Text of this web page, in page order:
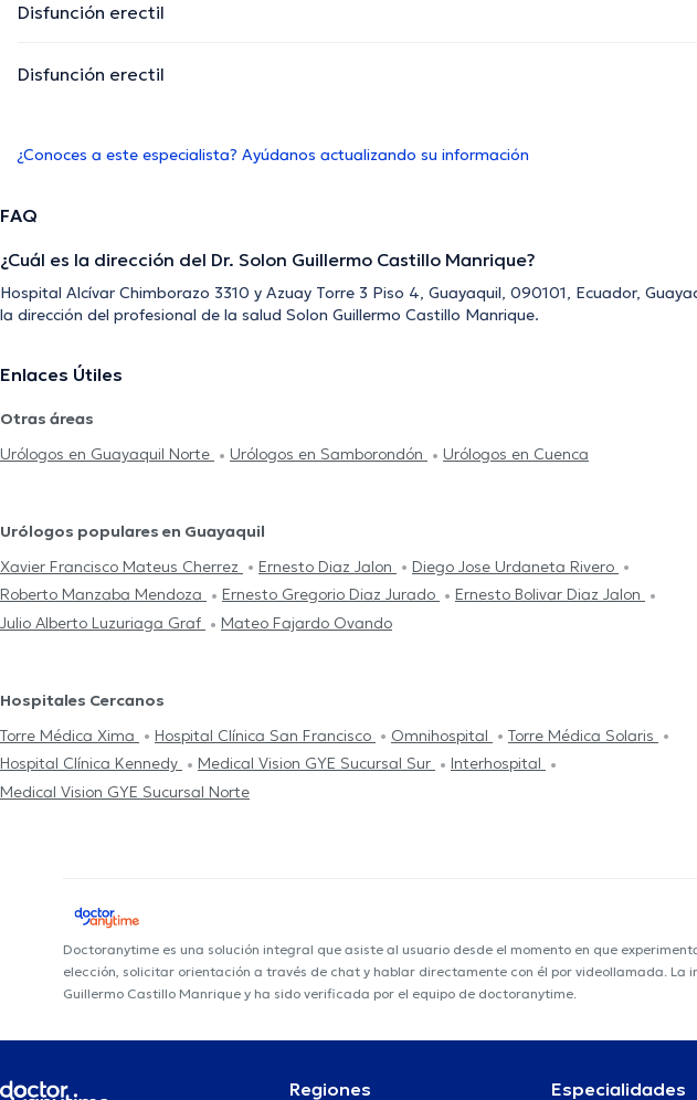
Disfunción erectil
Disfunción erectil
¿Conoces a este especialista? Ayúdanos actualizando su información
FAQ
¿Cuál es la dirección del Dr. Solon Guillermo Castillo Manrique?
Hospital Alcívar Chimborazo 3310 y Azuay Torre 3 Piso 4, Guayaquil, 090101, Ecuador,
la dirección del profesional de la salud Solon Guillermo Castillo Manrique.
Enlaces Útiles
Otras áreas
Urólogos en Guayaquil Norte
Urólogos en Samborondón Urólogos en Cuenca
Urólogos populares en Guayaquil
Xavier Francisco Mateus Cherrez
Ernesto Diaz Jalon
Diego Jose Urdaneta Rivero
Roberto Manzaba Mendoza
Ernesto Gregorio Diaz Jurado
Ernesto Bolivar Diaz Jalon
Julio Alberto Luzuriaga Graf
Mateo Fajardo Ovando
Hospitales Cercanos
Torre Médica Xima
Hospital Clínica San Francisco Omnihospital
Torre Médica Solaris
Hospital Clínica Kennedy
Medical Vision GYE Sucursal Sur
Interhospital
Medical Vision GYE Sucursal Norte
Doctoranytime es una solución integral que asiste al usuario desde el momento en que
elección, solicitar orientación a través de chat y hablar directamente con él por videollamada.
Guillermo Castillo Manrique y ha sido verificada por el equipo de doctoranytime.
Regiones Especialidades